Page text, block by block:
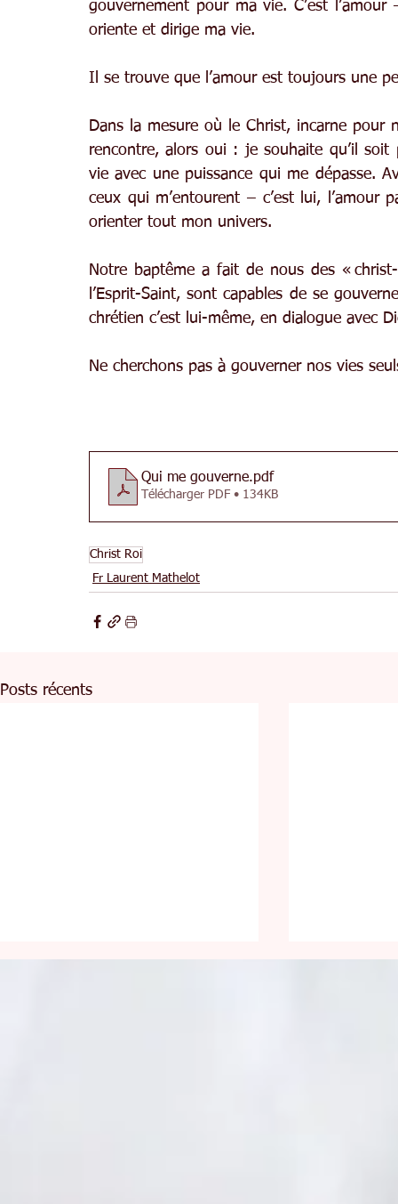
gouvernement pour ma vie. C’est
oriente et dirige ma vie.
Il se trouve que l’amour est toujours une
Dans la mesure où le Christ, incarne pour
rencontre, alors oui : je souhaite qu’il
vie avec une puissance qui me dépasse.
ceux qui m’entourent – c’est lui, l’amour
orienter tout mon univers.
Notre baptême a fait de nous des «
l’Esprit-Saint, sont capables de se
chrétien c’est lui-même, en dialogue avec
Ne cherchons pas à gouverner nos vies
Qui me gouverne.pdf
Télécharger PDF • 134KB
Christ Roi
Fr Laurent Mathelot
Posts récents